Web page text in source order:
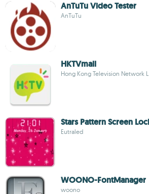
AnTuTu Video Tester
AnTuTu
HKTVmall
Hong Kong Television Network L
Stars Pattern Screen
Eutraled
WOONO-FontManager
woono